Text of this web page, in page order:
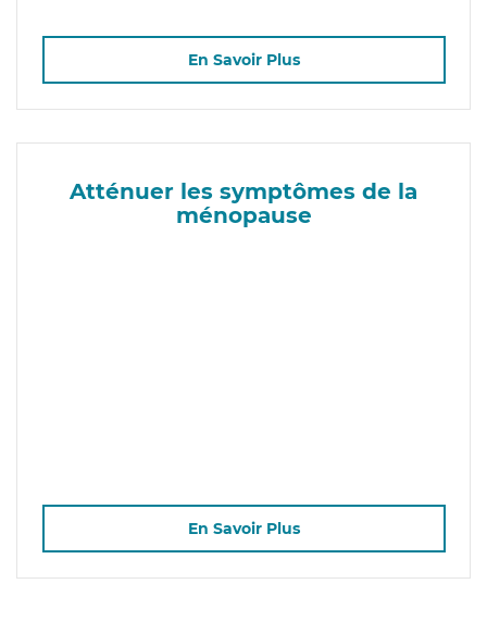
En Savoir Plus
Atténuer les symptômes de la
ménopause
En Savoir Plus